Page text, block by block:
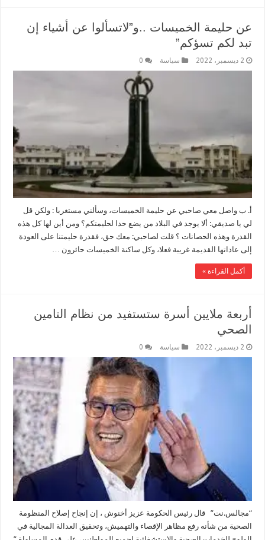
عن حليمة الخميسات ..و”لاتسألوا عن أشياء إن
تبد لكم تسؤكم”
2 ديسمبر، 2022 سياسة 0
أ. ب واصل معي صاحبي عن حليمة الخميسات، وسألني مستغربا : ولكن قل
لي يا صديقي: ألا يوجد في البلاد من يضع حدا لحليمتكم؟ ومن أين لها كل هذه
القدرة وهذه الحصانات ؟ قلت لصاحبي: معك حق، فقدرة حليمتنا على العودة
إلى عاداتها القديمة غريبة فعلا، وكل ساكنة الخميسات حائرون …
أكمل القراءة »
أربعة ملايين أسرة ستستفيد من نظام التامين
الصحي
2 ديسمبر، 2022 سياسة 0
“مجالس.نت” قال رئيس الحكومة عزيز أخنوش ، إن إنجاح إصلاح المنظومة
الصحية من شأنه رفع مظاهر الإقصاء والتهميش، وتحقيق العدالة المجالية في